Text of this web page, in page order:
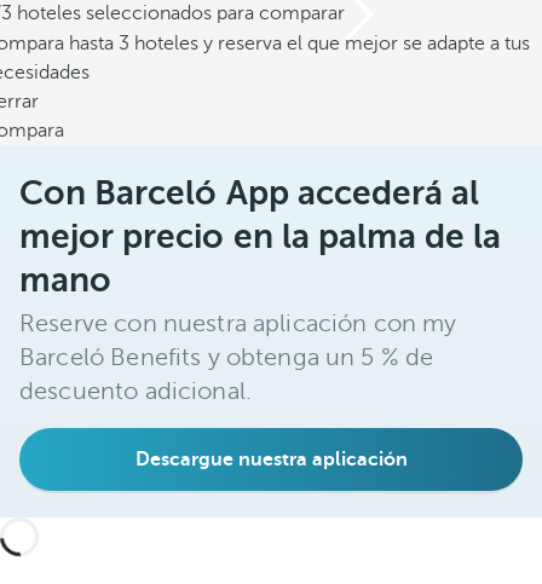
hoteles seleccionados para comparar
hasta 3 hoteles y reserva el que mejor se adapte a tus
Con Barceló App accederá al
mejor precio en la palma de la
mano
Reserve con nuestra aplicación con my
Barceló Benefits y obtenga un 5 % de
descuento adicional.
Descargue nuestra aplicación